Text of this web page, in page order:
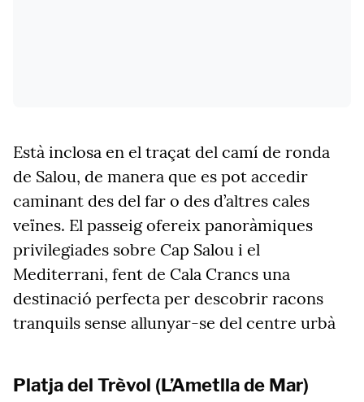
Està inclosa en el traçat del camí de ronda
de Salou, de manera que es pot accedir
caminant des del far o des d’altres cales
veïnes. El passeig ofereix panoràmiques
privilegiades sobre Cap Salou i el
Mediterrani, fent de Cala Crancs una
destinació perfecta per descobrir racons
tranquils sense allunyar-se del centre urbà
Platja del Trèvol (L’Ametlla de Mar)